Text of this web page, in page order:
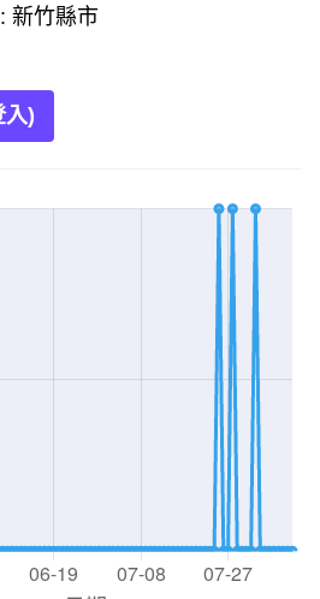
新竹縣市
入)